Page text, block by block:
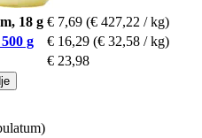
18 g € 7,69 (€ 427,22 / kg)
g
€ 16,29 (€ 32,58 / kg)
€ 23,98